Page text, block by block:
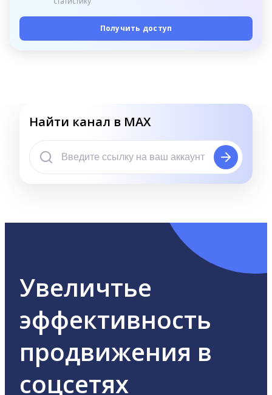
Получить доступ
Найти канал в MAX
Увеличтье
эффективность
продвижения в
соцсетях